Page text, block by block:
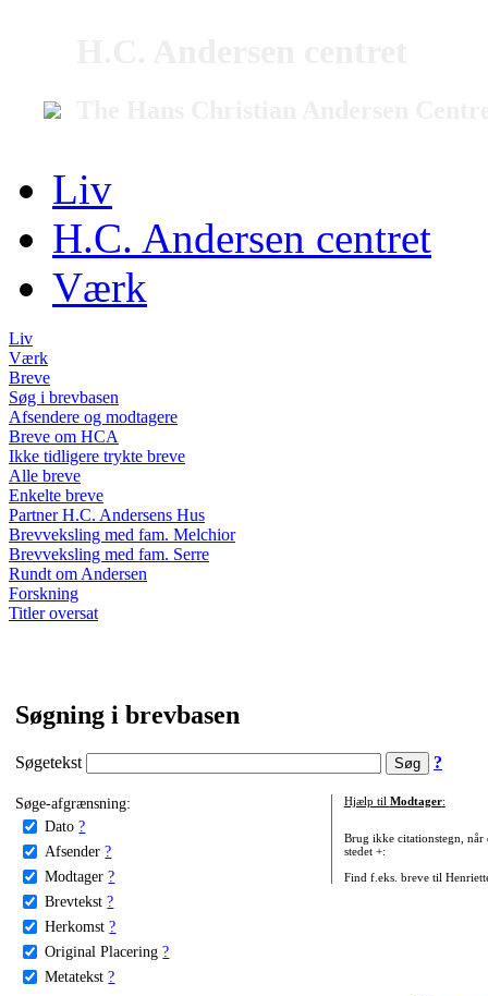
Liv
H.C. Andersen centret
Værk
Liv
Værk
Breve
Søg i brevbasen
Afsendere og modtagere
Breve om HCA
Ikke tidligere trykte breve
Alle breve
Enkelte breve
Partner H.C. Andersens Hus
Brevveksling med fam. Melchior
Brevveksling med fam. Serre
Rundt om Andersen
Forskning
Titler oversat
Søgning i brevbasen
Søgetekst ?
Søge-afgrænsning:
Dato ?
Afsender ?
Modtager ?
Brevtekst ?
Herkomst ?
Original Placering ?
Metatekst ?
Hjælp til Modtager:
Brug ikke citationstegn, når
stedet +:
Find f.eks. breve til